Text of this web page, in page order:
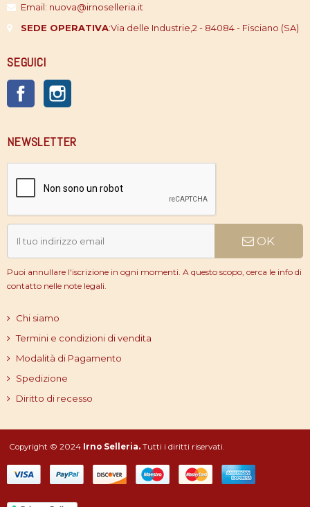
Email: nuova@irnoselleria.it
SEDE OPERATIVA:Via delle Industrie,2 - 84084 - Fisciano (SA)
SEGUICI
Facebook
NEWSLETTER
OK
Puoi annullare l'iscrizione in ogni momenti. A questo scopo, cerca le info di
contatto nelle note legali.
Chi siamo
Termini e condizioni di vendita
Modalità di Pagamento
Spedizione
Diritto di recesso
Copyright © 2024 Irno Selleria. Tutti i diritti riservati.